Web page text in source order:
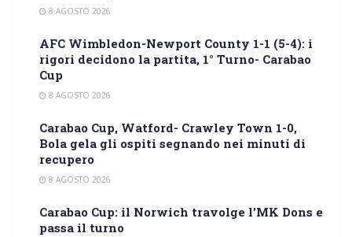
8 AGOSTO 2026
AFC Wimbledon-Newport County 1-1 (5-4): i
rigori decidono la partita, 1° Turno- Carabao
Cup
8 AGOSTO 2026
Carabao Cup, Watford- Crawley Town 1-0,
Bola gela gli ospiti segnando nei minuti di
recupero
8 AGOSTO 2026
Carabao Cup: il Norwich travolge l’MK Dons e
passa il turno